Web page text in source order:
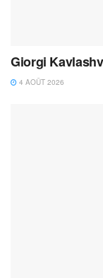
Giorgi
4 AOÛT 2026